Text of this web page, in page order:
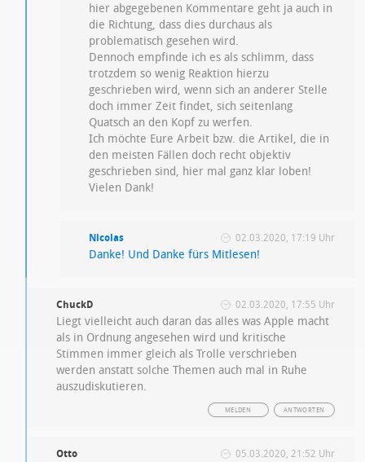
hier abgegebenen Kommentare geht ja auch in
die Richtung, dass dies durchaus als
problematisch gesehen wird.
Dennoch empfinde ich es als schlimm, dass
trotzdem so wenig Reaktion hierzu
geschrieben wird, wenn sich an anderer Stelle
doch immer Zeit findet, sich seitenlang
Quatsch an den Kopf zu werfen.
Ich möchte Eure Arbeit bzw. die Artikel, die in
den meisten Fällen doch recht objektiv
geschrieben sind, hier mal ganz klar loben!
Vielen Dank!
Nicolas 02.03.2020, 17:19 Uhr
Danke! Und Danke fürs Mitlesen!
ChuckD 02.03.2020, 17:55 Uhr
Liegt vielleicht auch daran das alles was Apple macht
als in Ordnung angesehen wird und kritische
Stimmen immer gleich als Trolle verschrieben
werden anstatt solche Themen auch mal in Ruhe
auszudiskutieren.
ANTWORTEN
MELDEN
Otto 05.03.2020, 21:52 Uhr